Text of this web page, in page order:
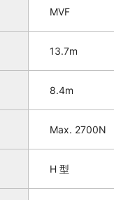
MVF
13.7m
8.4m
Max. 2700N
H 型